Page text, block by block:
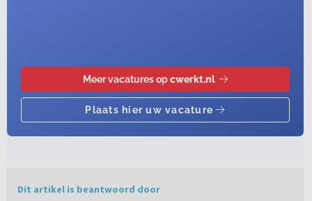
Dit artikel is beantwoord door